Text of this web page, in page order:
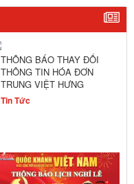
THÔNG BÁO THAY ĐỔI
THÔNG TIN HÓA ĐƠN
TRUNG VIỆT HƯNG
Tin Tức